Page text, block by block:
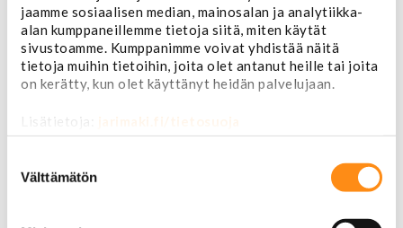
jaamme sosiaalisen median, mainosalan ja analytiikka-
alan kumppaneillemme tietoja siitä, miten käytät
sivustoamme. Kumppanimme voivat yhdistää näitä
tietoja muihin tietoihin, joita olet antanut heille tai joita
on kerätty, kun olet käyttänyt heidän palvelujaan.
Lisätietoja: jarimaki.fi/tietosuoja
valinta
Välttämätön
Chevorlet P/U
Corvette
Chevrolet muut
Chrysler
Dodge